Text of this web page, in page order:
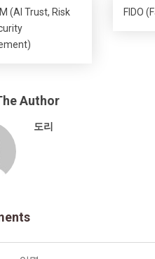
(AI Trust, Risk
FIDO
Author
도리